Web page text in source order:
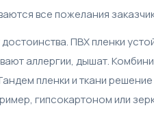
все пожелания
ПВХ пленки
аллергии, дышат.
пленки и ткани
гипсокартоном или